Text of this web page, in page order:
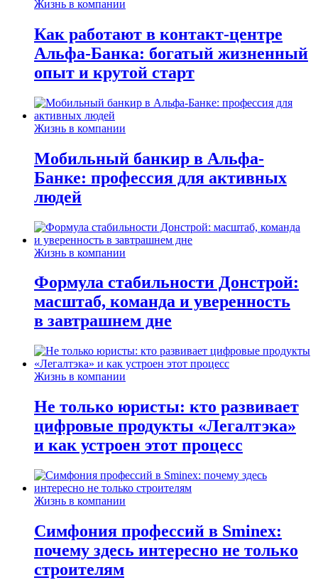
Жизнь в компании
Как работают в контакт-центре
Альфа-Банка: богатый жизненный
опыт и крутой старт
Жизнь в компании
Мобильный банкир в Альфа-
Банке: профессия для активных
людей
Жизнь в компании
Формула стабильности Донстрой:
масштаб, команда и уверенность
в завтрашнем дне
Жизнь в компании
Не только юристы: кто развивает
цифровые продукты «Легалтэка»
и как устроен этот процесс
Жизнь в компании
Симфония профессий в Sminex:
почему здесь интересно не только
строителям